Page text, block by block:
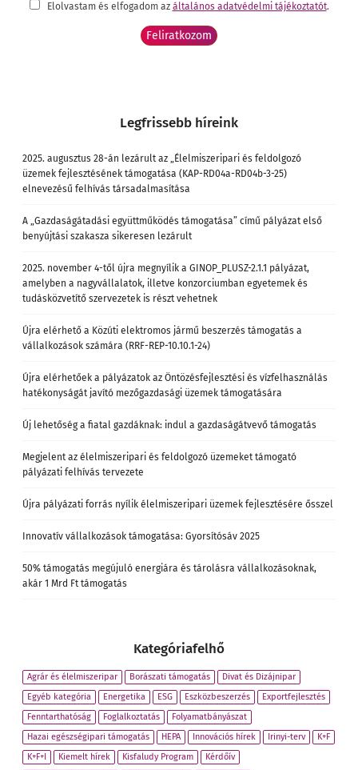
Elolvastam és elfogadom az általános adatvédelmi tájékoztatót.
Legfrissebb híreink
2025. augusztus 28-án lezárult az „Élelmiszeripari és feldolgozó
üzemek fejlesztésének támogatása (KAP-RD04a-RD04b-3-25)
elnevezésű felhívás társadalmasítása
A „Gazdaságátadási együttműködés támogatása” című pályázat első
benyújtási szakasza sikeresen lezárult
2025. november 4-től újra megnyílik a GINOP_PLUSZ-2.1.1 pályázat,
amelyben a nagyvállalatok, illetve konzorciumban egyetemek és
tudásközvetítő szervezetek is részt vehetnek
Újra elérhető a Közúti elektromos jármű beszerzés támogatás a
vállalkozások számára (RRF-REP-10.10.1-24)
Újra elérhetőek a pályázatok az Öntözésfejlesztési és vízfelhasználás
hatékonyságát javító mezőgazdasági üzemek támogatására
Új lehetőség a fiatal gazdáknak: indul a gazdaságátvevő támogatás
Megjelent az élelmiszeripari és feldolgozó üzemeket támogató
pályázati felhívás tervezete
Újra pályázati forrás nyílik élelmiszeripari üzemek fejlesztésére ősszel
Innovatív vállalkozások támogatása: Gyorsítósáv 2025
50% támogatás megújuló energiára és tárolásra vállalkozásoknak,
akár 1 Mrd Ft támogatás
Kategóriafelhő
Agrár és élelmiszeripar Borászati támogatás
Divat és Dizájnipar
Egyéb kategória
Energetika ESG Eszközbeszerzés
Exportfejlesztés
Fenntarthatóság
Foglalkoztatás
Folyamatbányászat
Hazai egészségipari támogatás
HEPA Innovációs hírek Irinyi-terv
K+F
K+F+I
Kiemelt hírek Kisfaludy Program
Kérdőív